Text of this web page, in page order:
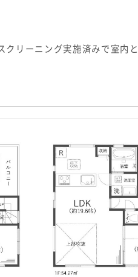
クリーニング実施済みで室